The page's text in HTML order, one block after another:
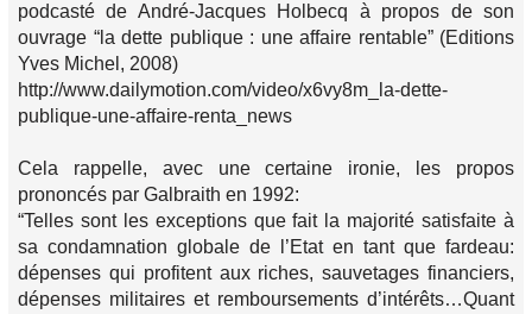
podcasté de André-Jacques Holbecq à propos de son
ouvrage “la dette publique : une affaire rentable” (Editions
Yves Michel, 2008)
http://www.dailymotion.com/video/x6vy8m_la-dette-
publique-une-affaire-renta_news
Cela rappelle, avec une certaine ironie, les propos
prononcés par Galbraith en 1992:
“Telles sont les exceptions que fait la majorité satisfaite à
sa condamnation globale de l’Etat en tant que fardeau:
dépenses qui profitent aux riches, sauvetages financiers,
dépenses militaires et remboursements d’intérêts…Quant